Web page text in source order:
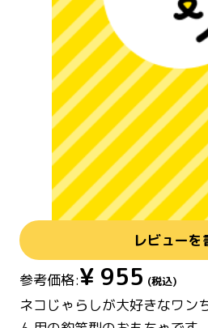
レビューを
参考価格:¥ 955 (税込)
ネコじゃらしが大好きなワン